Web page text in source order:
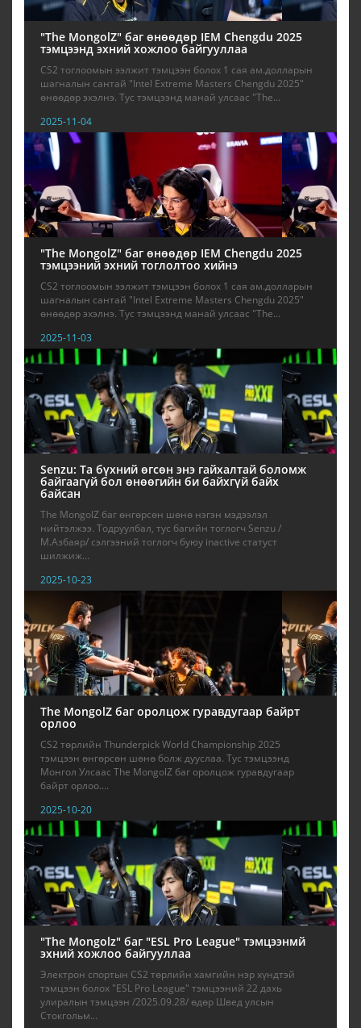
"The MongolZ" баг өнөөдөр IEM Chengdu 2025
тэмцээнд эхний хожлоо байгууллаа
CS2 тоглоомын ээлжит тэмцээн болох 1 сая ам.долларын
шагналын сантай "Intel Extreme Masters Chengdu 2025"
өнөөдөр эхэлнэ. Тус тэмцээнд манай улсаас "The...
2025-11-04
"The MongolZ" баг өнөөдөр IEM Chengdu 2025
тэмцээний эхний тоглолтоо хийнэ
CS2 тоглоомын ээлжит тэмцээн болох 1 сая ам.долларын
шагналын сантай "Intel Extreme Masters Chengdu 2025"
өнөөдөр эхэлнэ. Тус тэмцээнд манай улсаас "The...
2025-11-03
Senzu: Та бүхний өгсөн энэ гайхалтай боломж
байгаагүй бол өнөөгийн би байхгүй байх
байсан
The MongolZ баг өнгөрсөн шөнө нэгэн мэдээлэл
нийтэлжээ. Тодруулбал, тус багийн тоглогч Senzu /
М.Азбаяр/ сэлгээний тоглогч буюу inactive статуст
шилжиж...
2025-10-23
The MongolZ баг оролцож гуравдугаар байрт
орлоо
CS2 төрлийн Thunderpick World Championship 2025
тэмцээн өнгөрсөн шөнө болж дууслаа. Тус тэмцээнд
Монгол Улсаас The MongolZ баг оролцож гуравдугаар
байрт орлоо....
2025-10-20
"The Mongolz" баг "ESL Pro League" тэмцээнмй
эхний хожлоо байгууллаа
Электрон спортын CS2 төрлийн хамгийн нэр хүндтэй
тэмцээн болох "ESL Pro League" тэмцээний 22 дахь
улиралын тэмцээн /2025.09.28/ өдөр Швед улсын
Стокгольм...